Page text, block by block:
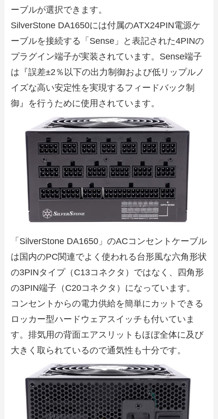
ーブルが選択できます。
SilverStone DA1650には付属のATX24PIN電源ケ
ーブルを接続する「Sense」と表記された4PINの
プラグイン端子が実装されています。Sense端子
は『誤差±2％以下の出力制御および低リップルノ
イズな高い安定性を実現するフィードバック制
御』を行うために使用されています。
「SilverStone DA1650」のACコンセントケーブル
は国内のPC関連でよく使われる台形風な六角形状
の3PINタイプ（C13コネクタ）ではなく、四角形
の3PIN端子（C20コネクタ）になっています。
コンセントからの電力供給を簡単にカットできる
ロッカー型ハードウェアスイッチも付いていま
す。排気用の背面エアスリットもほぼ全体に及び
大きく取られているので通気性も十分です。